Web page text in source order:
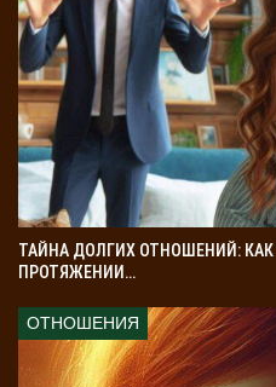
ТАЙНА ДОЛГИХ ОТНОШЕНИЙ:
ПРОТЯЖЕНИИ…
ОТНОШЕНИЯ